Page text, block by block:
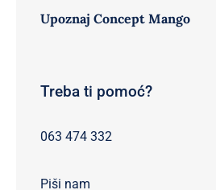
Upoznaj Concept Mango
Treba ti pomoć?
063 474 332
Piši nam